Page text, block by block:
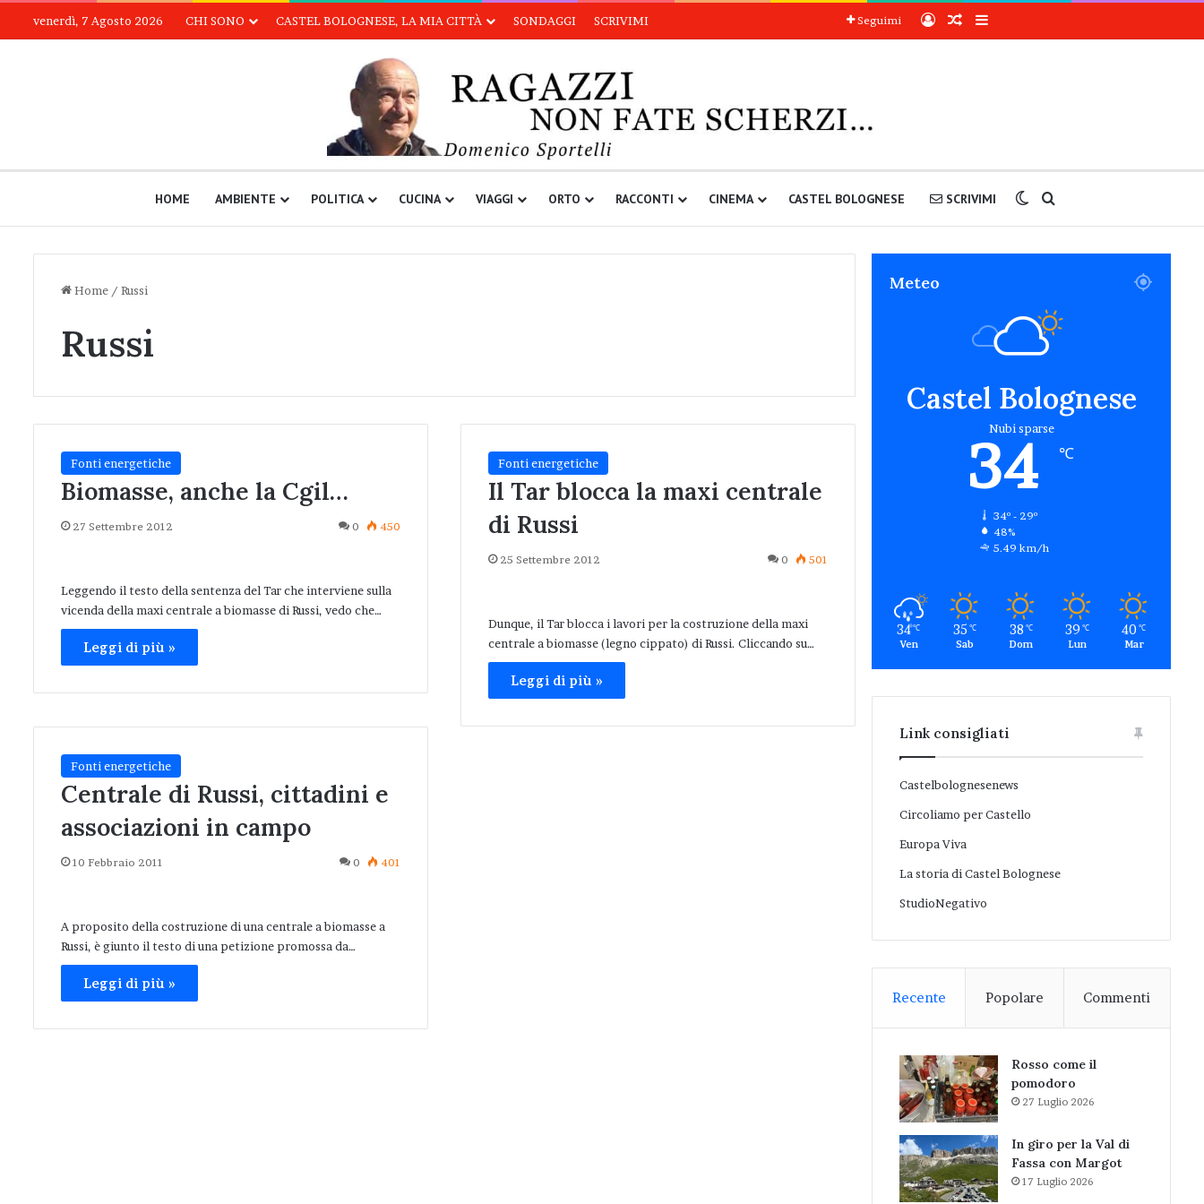
venerdì, 7 Agosto 2026 CHI SONO CASTEL BOLOGNESE, LA MIA CITTÀ SONDAGGI SCRIVIMI Seguimi AccediArticoli a sorpresa
Barra laterale
HOME AMBIENTE POLITICA CUCINA VIAGGI ORTO RACCONTI CINEMA CASTEL BOLOGNESE SCRIVIMI Cambia aspetto
Home / Russi
Russi
Fonti energetiche
Biomasse, anche la Cgil…
27 Settembre 2012 0 450
Leggendo il testo della sentenza del Tar che interviene sulla
vicenda della maxi centrale a biomasse di Russi, vedo che…
Leggi di più »
Fonti energetiche
Il Tar blocca la maxi centrale
di Russi
25 Settembre 2012 0 501
Dunque, il Tar blocca i lavori per la costruzione della maxi
centrale a biomasse (legno cippato) di Russi. Cliccando su…
Leggi di più »
Fonti energetiche
Centrale di Russi, cittadini e
associazioni in campo
10 Febbraio 2011 0 401
A proposito della costruzione di una centrale a biomasse a
Russi, è giunto il testo di una petizione promossa da…
Leggi di più »
Meteo
Castel Bolognese
Nubi sparse
34 ℃
34º - 29º
48%
5.49 km/h
34 ℃
Ven
35 ℃
Sab
38 ℃
Dom
39 ℃
Lun
40 ℃
Mar
Link consigliati
Castelbolognesenews
Circoliamo per Castello
Europa Viva
La storia di Castel Bolognese
StudioNegativo
Recente Popolare Commenti
Rosso come il
pomodoro
27 Luglio 2026
In giro per la Val di
Fassa con Margot
17 Luglio 2026